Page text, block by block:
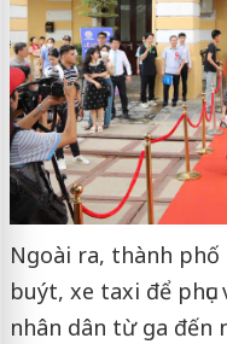
Ngoài ra, thành
buýt, xe taxi để phục
nhân dân từ ga đến